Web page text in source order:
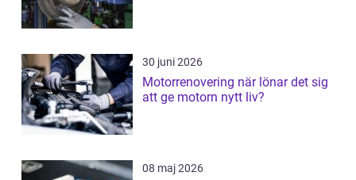
30 juni 2026
Motorrenovering när lönar det sig
att ge motorn nytt liv?
08 maj 2026